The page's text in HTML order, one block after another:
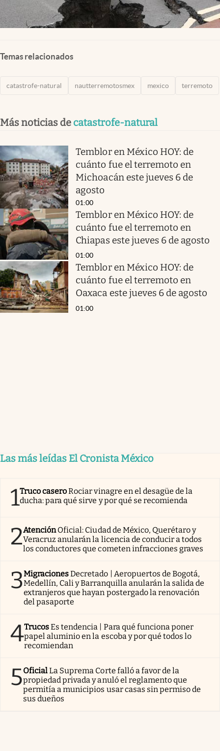
Temas relacionados
catastrofe-natural nautterremotosmex mexico terremoto
Más noticias de catastrofe-natural
Temblor en México HOY: de
cuánto fue el terremoto en
Michoacán este jueves 6 de
agosto
01:00
Temblor en México HOY: de
cuánto fue el terremoto en
Chiapas este jueves 6 de agosto
01:00
Temblor en México HOY: de
cuánto fue el terremoto en
Oaxaca este jueves 6 de agosto
01:00
Las más leídas El Cronista México
1Truco caseroRociar vinagre en el desagüe de la
ducha: para qué sirve y por qué se recomienda
2AtenciónOficial: Ciudad de México, Querétaro y
Veracruz anularán la licencia de conducir a todos
los conductores que cometen infracciones graves
3MigracionesDecretado | Aeropuertos de Bogotá,
Medellín, Cali y Barranquilla anularán la salida de
extranjeros que hayan postergado la renovación
del pasaporte
4TrucosEs tendencia | Para qué funciona poner
papel aluminio en la escoba y por qué todos lo
recomiendan
5OficialLa Suprema Corte falló a favor de la
propiedad privada y anuló el reglamento que
permitía a municipios usar casas sin permiso de
sus dueños